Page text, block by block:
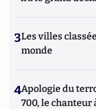
3Les villes
monde
4Apologie du
700, le chanteur